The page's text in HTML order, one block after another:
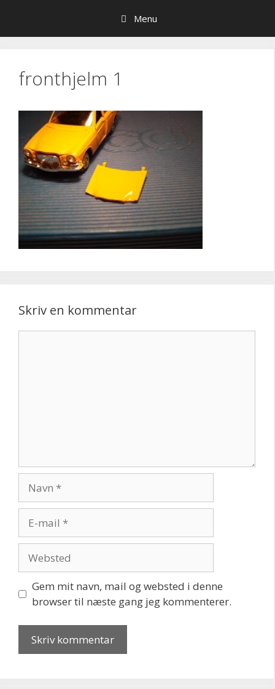
indhold
Menu
fronthjelm 1
Skriv en kommentar
mail
Gem mit navn, mail og websted i denne
browser til næste gang jeg kommenterer.